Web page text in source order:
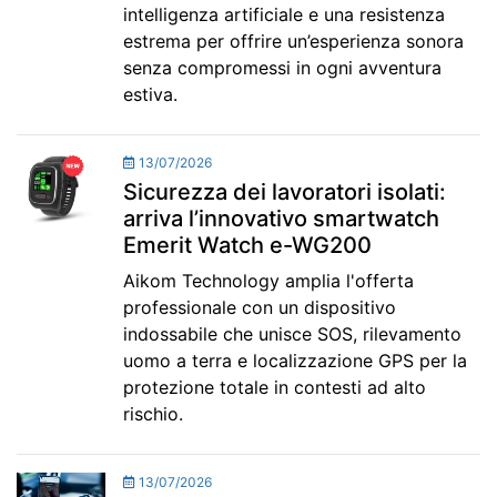
intelligenza artificiale e una resistenza
estrema per offrire un’esperienza sonora
senza compromessi in ogni avventura
estiva.
13/07/2026
Sicurezza dei lavoratori isolati:
arriva l’innovativo smartwatch
Emerit Watch e-WG200
Aikom Technology amplia l'offerta
professionale con un dispositivo
indossabile che unisce SOS, rilevamento
uomo a terra e localizzazione GPS per la
protezione totale in contesti ad alto
rischio.
13/07/2026